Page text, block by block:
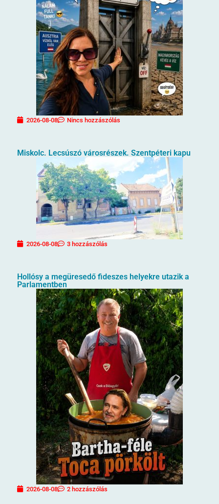
2026-08-08 Nincs hozzászólás
Miskolc. Lecsúszó városrészek. Szentpéteri kapu
2026-08-08 3 hozzászólás
Hollósy a megüresedő fideszes helyekre utazik a
Parlamentben
2026-08-08 2 hozzászólás